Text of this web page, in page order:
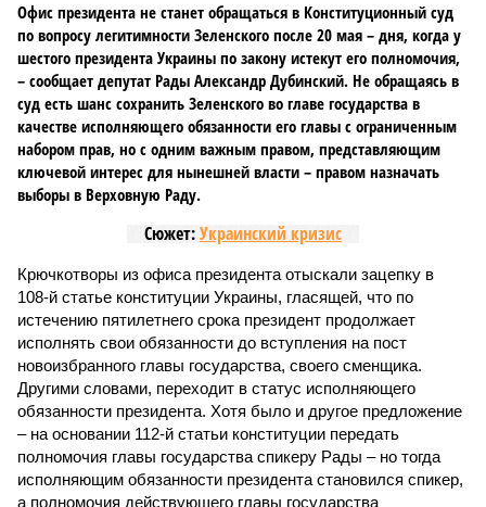
Офис президента не станет обращаться в Конституционный суд
по вопросу легитимности Зеленского после 20 мая – дня, когда у
шестого президента Украины по закону истекут его полномочия,
– сообщает депутат Рады Александр Дубинский. Не обращаясь в
суд есть шанс сохранить Зеленского во главе государства в
качестве исполняющего обязанности его главы с ограниченным
набором прав, но с одним важным правом, представляющим
ключевой интерес для нынешней власти – правом назначать
выборы в Верховную Раду.
Сюжет:Украинский кризис
Крючкотворы из офиса президента отыскали зацепку в
108-й статье конституции Украины, гласящей, что по
истечению пятилетнего срока президент продолжает
исполнять свои обязанности до вступления на пост
новоизбранного главы государства, своего сменщика.
Другими словами, переходит в статус исполняющего
обязанности президента. Хотя было и другое предложение
– на основании 112-й статьи конституции передать
полномочия главы государства спикеру Рады – но тогда
исполняющим обязанности президента становился спикер,
а полномочия действующего главы государства